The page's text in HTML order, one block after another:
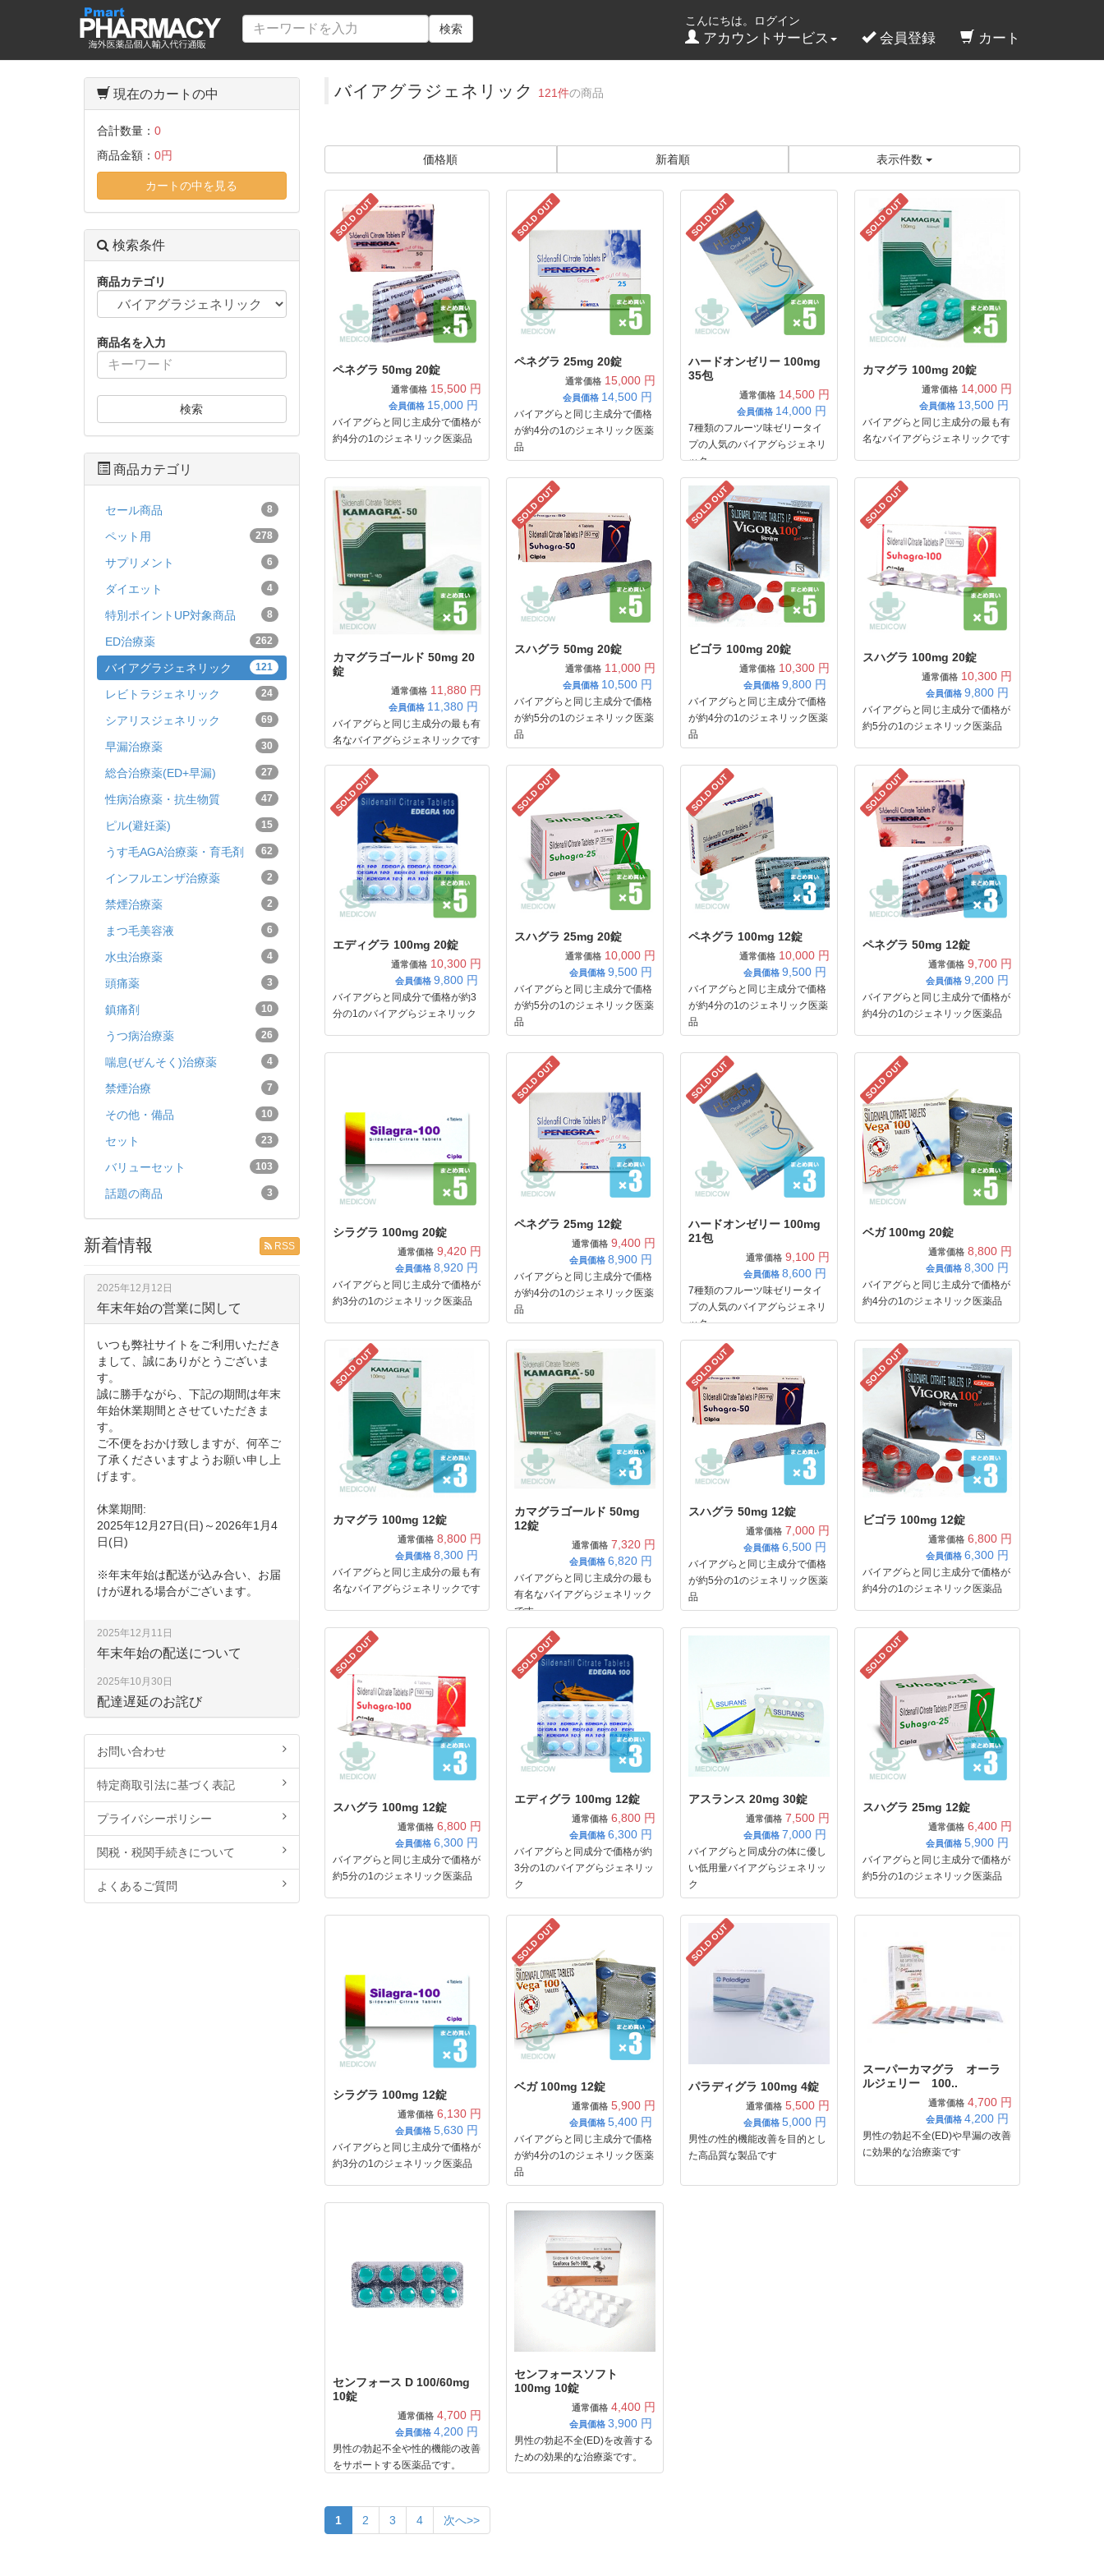
検索
こんにちは。ログイン
アカウントサービス 会員登録 カート
バイアグラジェネリック 121件の商品
価格順 新着順 表示件数
ペネグラ 50mg 20錠
通常価格 15,500 円
会員価格 15,000 円
バイアグらと同じ主成分で価格が
約4分の1のジェネリック医薬品
SOLD OUT
ペネグラ 25mg 20錠
通常価格 15,000 円
会員価格 14,500 円
バイアグらと同じ主成分で価格
が約4分の1のジェネリック医薬
品
SOLD OUT
ハードオンゼリー 100mg
35包
通常価格 14,500 円
会員価格 14,000 円
7種類のフルーツ味ゼリータイ
プの人気のバイアグらジェネリ
ック
SOLD OUT
カマグラ 100mg 20錠
通常価格 14,000 円
会員価格 13,500 円
バイアグらと同じ主成分の最も有
名なバイアグらジェネリックです
SOLD OUT
カマグラゴールド 50mg 20
錠
通常価格 11,880 円
会員価格 11,380 円
バイアグらと同じ主成分の最も有
名なバイアグらジェネリックです
スハグラ 50mg 20錠
通常価格 11,000 円
会員価格 10,500 円
バイアグらと同じ主成分で価格
が約5分の1のジェネリック医薬
品
SOLD OUT
ビゴラ 100mg 20錠
通常価格 10,300 円
会員価格 9,800 円
バイアグらと同じ主成分で価格
が約4分の1のジェネリック医薬
品
SOLD OUT
スハグラ 100mg 20錠
通常価格 10,300 円
会員価格 9,800 円
バイアグらと同じ主成分で価格が
約5分の1のジェネリック医薬品
SOLD OUT
エディグラ 100mg 20錠
通常価格 10,300 円
会員価格 9,800 円
バイアグらと同成分で価格が約3
分の1のバイアグらジェネリック
SOLD OUT
スハグラ 25mg 20錠
通常価格 10,000 円
会員価格 9,500 円
バイアグらと同じ主成分で価格
が約5分の1のジェネリック医薬
品
SOLD OUT
ペネグラ 100mg 12錠
通常価格 10,000 円
会員価格 9,500 円
バイアグらと同じ主成分で価格
が約4分の1のジェネリック医薬
品
SOLD OUT
ペネグラ 50mg 12錠
通常価格 9,700 円
会員価格 9,200 円
バイアグらと同じ主成分で価格が
約4分の1のジェネリック医薬品
SOLD OUT
シラグラ 100mg 20錠
通常価格 9,420 円
会員価格 8,920 円
バイアグらと同じ主成分で価格が
約3分の1のジェネリック医薬品
ペネグラ 25mg 12錠
通常価格 9,400 円
会員価格 8,900 円
バイアグらと同じ主成分で価格
が約4分の1のジェネリック医薬
品
SOLD OUT
ハードオンゼリー 100mg
21包
通常価格 9,100 円
会員価格 8,600 円
7種類のフルーツ味ゼリータイ
プの人気のバイアグらジェネリ
ック
SOLD OUT
ベガ 100mg 20錠
通常価格 8,800 円
会員価格 8,300 円
バイアグらと同じ主成分で価格が
約4分の1のジェネリック医薬品
SOLD OUT
カマグラ 100mg 12錠
通常価格 8,800 円
会員価格 8,300 円
バイアグらと同じ主成分の最も有
名なバイアグらジェネリックです
SOLD OUT
カマグラゴールド 50mg
12錠
通常価格 7,320 円
会員価格 6,820 円
バイアグらと同じ主成分の最も
有名なバイアグらジェネリック
です
スハグラ 50mg 12錠
通常価格 7,000 円
会員価格 6,500 円
バイアグらと同じ主成分で価格
が約5分の1のジェネリック医薬
品
SOLD OUT
ビゴラ 100mg 12錠
通常価格 6,800 円
会員価格 6,300 円
バイアグらと同じ主成分で価格が
約4分の1のジェネリック医薬品
SOLD OUT
スハグラ 100mg 12錠
通常価格 6,800 円
会員価格 6,300 円
バイアグらと同じ主成分で価格が
約5分の1のジェネリック医薬品
SOLD OUT
エディグラ 100mg 12錠
通常価格 6,800 円
会員価格 6,300 円
バイアグらと同成分で価格が約
3分の1のバイアグらジェネリッ
ク
SOLD OUT
アスランス 20mg 30錠
通常価格 7,500 円
会員価格 7,000 円
バイアグらと同成分の体に優し
い低用量バイアグらジェネリッ
ク
スハグラ 25mg 12錠
通常価格 6,400 円
会員価格 5,900 円
バイアグらと同じ主成分で価格が
約5分の1のジェネリック医薬品
SOLD OUT
シラグラ 100mg 12錠
通常価格 6,130 円
会員価格 5,630 円
バイアグらと同じ主成分で価格が
約3分の1のジェネリック医薬品
ベガ 100mg 12錠
通常価格 5,900 円
会員価格 5,400 円
バイアグらと同じ主成分で価格
が約4分の1のジェネリック医薬
品
SOLD OUT
パラディグラ 100mg 4錠
通常価格 5,500 円
会員価格 5,000 円
男性の性的機能改善を目的とし
た高品質な製品です
SOLD OUT
スーパーカマグラ オーラ
ルジェリー 100..
通常価格 4,700 円
会員価格 4,200 円
男性の勃起不全(ED)や早漏の改善
に効果的な治療薬です
センフォース D 100/60mg
10錠
通常価格 4,700 円
会員価格 4,200 円
男性の勃起不全や性的機能の改善
をサポートする医薬品です。
センフォースソフト
100mg 10錠
通常価格 4,400 円
会員価格 3,900 円
男性の勃起不全(ED)を改善する
ための効果的な治療薬です。
1 2 3 4 次へ>>
現在のカートの中
合計数量： 0
商品金額： 0円
カートの中を見る
検索条件
商品カテゴリ
商品名を入力
検索
商品カテゴリ
セール商品 8
ペット用 278
サプリメント 6
ダイエット 4
特別ポイントUP対象商品 8
ED治療薬 262
バイアグラジェネリック 121
レビトラジェネリック 24
シアリスジェネリック 69
早漏治療薬 30
総合治療薬(ED+早漏) 27
性病治療薬・抗生物質 47
ピル(避妊薬) 15
うす毛AGA治療薬・育毛剤 62
インフルエンザ治療薬 2
禁煙治療薬 2
まつ毛美容液 6
水虫治療薬 4
頭痛薬 3
鎮痛剤 10
うつ病治療薬 26
喘息(ぜんそく)治療薬 4
禁煙治療 7
その他・備品 10
セット 23
バリューセット 103
話題の商品 3
新着情報 RSS
2025年12月12日
年末年始の営業に関して
いつも弊社サイトをご利用いただき
まして、誠にありがとうございま
す。
誠に勝手ながら、下記の期間は年末
年始休業期間とさせていただきま
す。
ご不便をおかけ致しますが、何卒ご
了承くださいますようお願い申し上
げます。
休業期間:
2025年12月27日(日)～2026年1月4
日(日)
※年末年始は配送が込み合い、お届
けが遅れる場合がございます。
2025年12月11日
年末年始の配送について
2025年10月30日
配達遅延のお詫び
お問い合わせ
特定商取引法に基づく表記
プライバシーポリシー
関税・税関手続きについて
よくあるご質問